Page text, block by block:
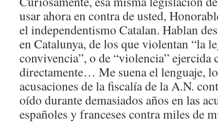
usar ahora en contra de usted,
el independentismo Catalan. Hablan
en Catalunya, de los que violentan “la
convivencia”, o de “violencia”
directamente… Me suena el lenguaje,
acusaciones de la fiscalía de la A.N.
oído durante demasiados años en las
españoles y franceses contra miles de